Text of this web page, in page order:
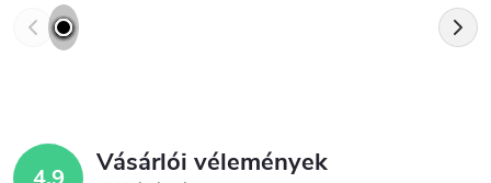
Vásárlói vélemények